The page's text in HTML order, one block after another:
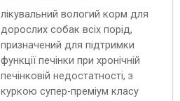
лікувальний вологий корм для
дорослих собак всіх порід,
призначений для підтримки
функції печінки при хронічній
печінковій недостатності, з
куркою супер-преміум класу